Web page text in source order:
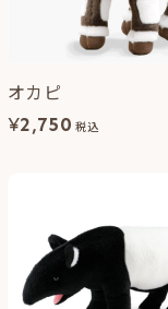
オカピ
¥2,750 税込